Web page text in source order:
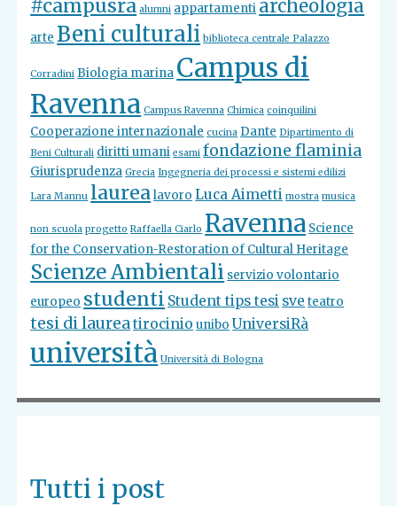
#campusra alumni appartamenti archeologia
arte Beni culturali biblioteca centrale Palazzo
Corradini Biologia marina Campus di
Ravenna Campus Ravenna Chimica coinquilini
Cooperazione internazionale cucina Dante Dipartimento di
Beni Culturali diritti umani esami fondazione flaminia
Giurisprudenza Grecia Ingegneria dei processi e sistemi edilizi
Lara Mannu laurealavoro Luca Aimetti mostra musica
non scuola progetto Raffaella Ciarlo Ravenna Science
for the Conservation-Restoration of Cultural Heritage
Scienze Ambientali servizio volontario
europeo studenti Student tips tesi sve teatro
tesi di laureatirocinio unibo UniversiRà
università Università di Bologna
Tutti i post